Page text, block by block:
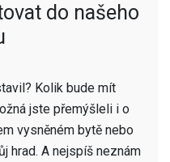
do našeho
Kolik bude mít
jste přemýšleli i o
vysněném bytě nebo
hrad. A nejspíš neznám